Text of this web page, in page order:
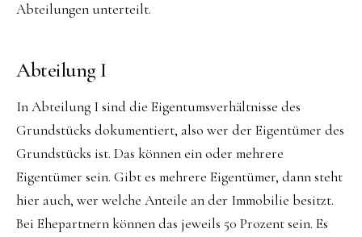
Abteilungen unterteilt.
Abteilung I
In Abteilung I sind die Eigentumsverhältnisse des
Grundstücks dokumentiert, also wer der Eigentümer des
Grundstücks ist. Das können ein oder mehrere
Eigentümer sein. Gibt es mehrere Eigentümer, dann steht
hier auch, wer welche Anteile an der Immobilie besitzt.
Bei Ehepartnern können das jeweils 50 Prozent sein. Es